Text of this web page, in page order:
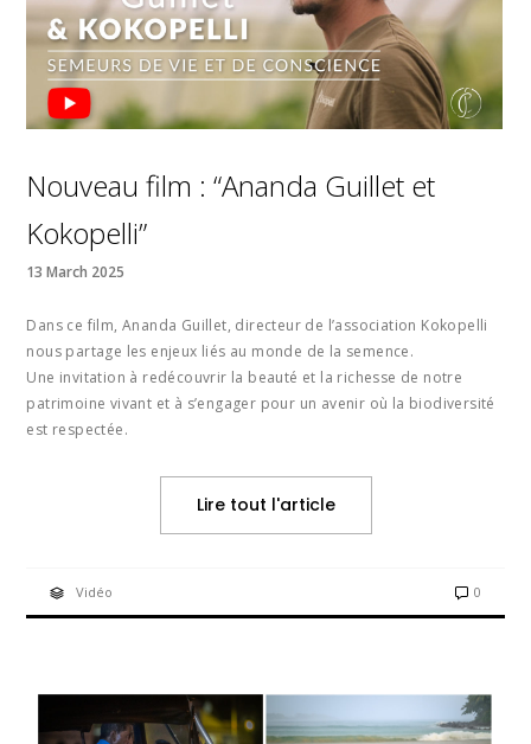
Nouveau film : “Ananda Guillet et
Kokopelli”
13 March 2025
Dans ce film, Ananda Guillet, directeur de l’association Kokopelli
nous partage les enjeux liés au monde de la semence.
Une invitation à redécouvrir la beauté et la richesse de notre
patrimoine vivant et à s’engager pour un avenir où la biodiversité
est respectée.
Lire tout l'article
Vidéo 0